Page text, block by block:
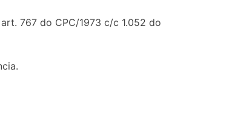
art. 767 do CPC/1973 c/c 1.052 do